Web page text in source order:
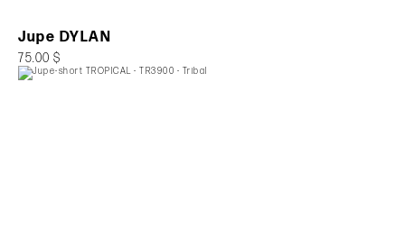
Jupe DYLAN
75.00 $